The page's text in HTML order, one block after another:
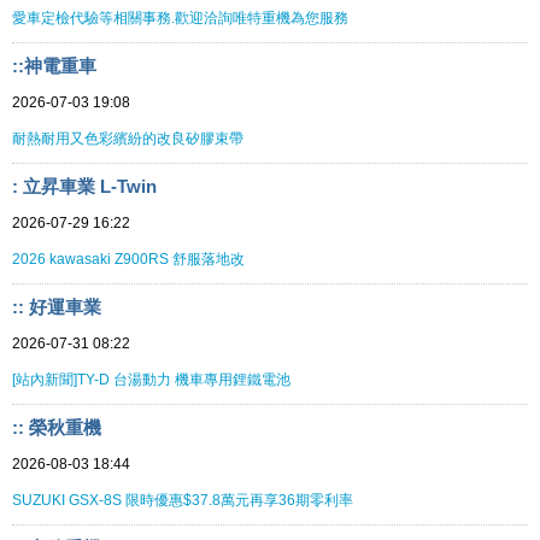
愛車定檢代驗等相關事務.歡迎洽詢唯特重機為您服務
::神電重車
2026-07-03 19:08
耐熱耐用又色彩繽紛的改良矽膠束帶
: 立昇車業 L-Twin
2026-07-29 16:22
2026 kawasaki Z900RS 舒服落地改
:: 好運車業
2026-07-31 08:22
[站內新聞]TY-D 台湯動力 機車專用鋰鐵電池
:: 榮秋重機
2026-08-03 18:44
SUZUKI GSX-8S 限時優惠$37.8萬元再享36期零利率